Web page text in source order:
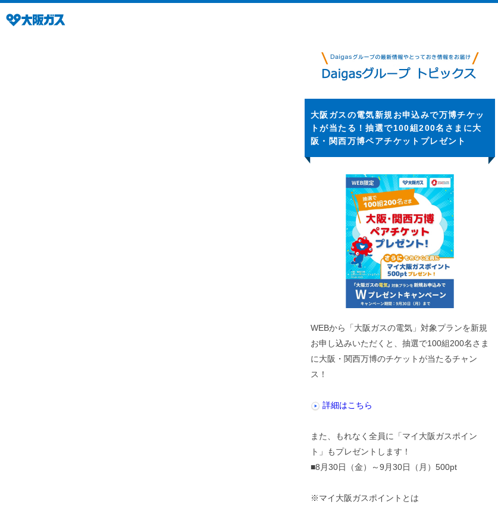
大阪ガスの電気新規お申込みで万博チケッ
トが当たる！抽選で100組200名さまに大
阪・関西万博ペアチケットプレゼント
WEBから「大阪ガスの電気」対象プランを新規
お申し込みいただくと、抽選で100組200名さま
に大阪・関西万博のチケットが当たるチャン
ス！
詳細はこちら
また、もれなく全員に「マイ大阪ガスポイン
ト」もプレゼントします！
■8月30日（金）～9月30日（月）500pt
※マイ大阪ガスポイントとは